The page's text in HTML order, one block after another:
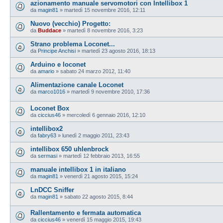
azionamento manuale servomotori con Intellibox 1
da magin81 » martedì 15 novembre 2016, 12:11
Nuovo (vecchio) Progetto:
da Buddace » martedì 8 novembre 2016, 3:23
Strano problema Loconet...
da Principe Anchisi » martedì 23 agosto 2016, 18:13
Arduino e loconet
da amario » sabato 24 marzo 2012, 11:40
Alimentazione canale Loconet
da marco1016 » martedì 9 novembre 2010, 17:36
Loconet Box
da ciccius46 » mercoledì 6 gennaio 2016, 12:10
intellibox2
da fabry63 » lunedì 2 maggio 2011, 23:43
intellibox 650 uhlenbrock
da sermasi » martedì 12 febbraio 2013, 16:55
manuale intellibox 1 in italiano
da magin81 » venerdì 21 agosto 2015, 15:24
LnDCC Sniffer
da magin81 » sabato 22 agosto 2015, 8:44
Rallentamento e fermata automatica
da ciccius46 » venerdì 15 maggio 2015, 19:43